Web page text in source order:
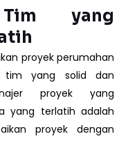
Tim yang
proyek perumahan
tim yang solid dan
proyek yang
yang terlatih adalah
proyek dengan